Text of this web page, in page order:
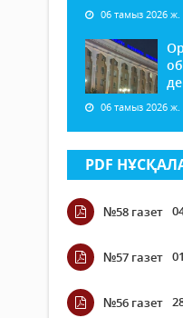
06 тамыз 2026 ж.
06 тамыз 2026 ж.
PDF
№58 газет
№57 газет
№56 газет